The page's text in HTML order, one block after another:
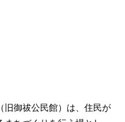
旧御祓公民館）は、住民が